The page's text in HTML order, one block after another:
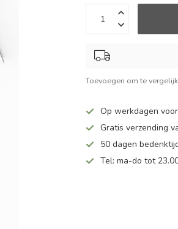
Toevoegen om te
Op werkdagen
Gratis verzending
50 dagen
Tel: ma-do tot